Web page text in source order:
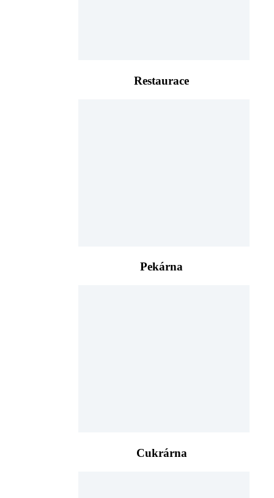
Restaurace
Pekárna
Cukrárna